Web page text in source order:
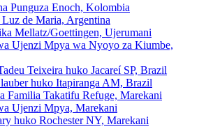
Punguza Enoch, Kolombia
de Maria, Argentina
Mellatz/Goettingen, Ujerumani
Ujenzi Mpya wa Nyoyo za Kiumbe,
Teixeira huko Jacareí SP, Brazil
huko Itapiranga AM, Brazil
Familia Takatifu Refuge, Marekani
Ujenzi Mpya, Marekani
huko Rochester NY, Marekani